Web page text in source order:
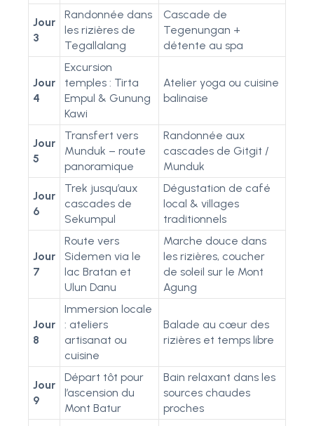
Jour
3
Randonnée dans
les rizières de
Tegallalang
Cascade de
Tegenungan +
détente au spa
Jour
4
Excursion
temples : Tirta
Empul & Gunung
Kawi
Atelier yoga ou cuisine
balinaise
Jour
5
Transfert vers
Munduk – route
panoramique
Randonnée aux
cascades de Gitgit /
Munduk
Jour
6
Trek jusqu’aux
cascades de
Sekumpul
Dégustation de café
local & villages
traditionnels
Jour
7
Route vers
Sidemen via le
lac Bratan et
Ulun Danu
Marche douce dans
les rizières, coucher
de soleil sur le Mont
Agung
Jour
8
Immersion locale
: ateliers
artisanat ou
cuisine
Balade au cœur des
rizières et temps libre
Jour
9
Départ tôt pour
l’ascension du
Mont Batur
Bain relaxant dans les
sources chaudes
proches